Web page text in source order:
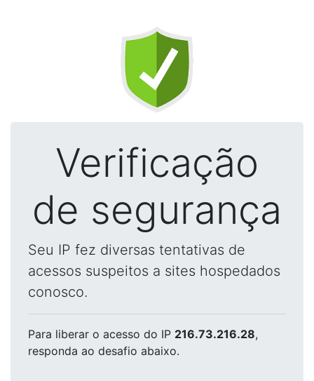
Verificação
de segurança
Seu IP fez diversas tentativas de
acessos suspeitos a sites hospedados
conosco.
Para liberar o acesso do IP 216.73.216.28,
responda ao desafio abaixo.